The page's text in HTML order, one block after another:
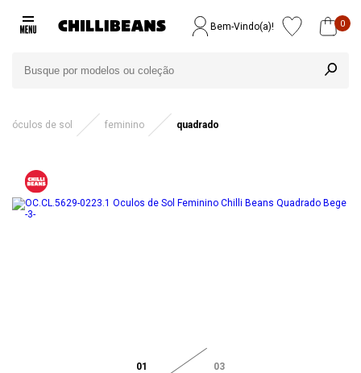
Bem-Vindo(a)! 0
óculos de sol feminino quadrado
01 03